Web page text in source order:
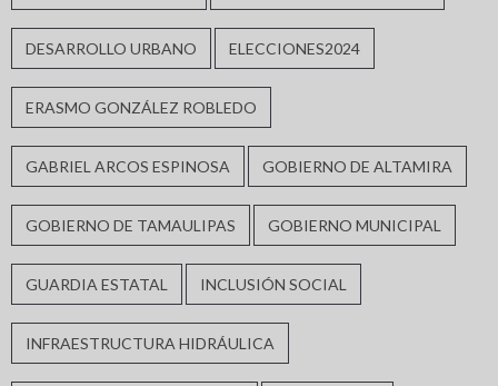
DESARROLLO URBANO ELECCIONES2024
ERASMO GONZÁLEZ ROBLEDO
GABRIEL ARCOS ESPINOSA GOBIERNO DE ALTAMIRA
GOBIERNO DE TAMAULIPAS GOBIERNO MUNICIPAL
GUARDIA ESTATAL INCLUSIÓN SOCIAL
INFRAESTRUCTURA HIDRÁULICA